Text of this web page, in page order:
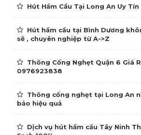
Hút Hầm Cầu Tại Long An Uy Tín
Hút hầm cầu tại Bình Dương
sẽ , chuyên nghiệp từ A->Z
Thông Cống Nghẹt Quận 6 Giá
0976923838
Thông cống nghẹt tại Long An
bảo hiệu quả
Dịch vụ hút hầm cầu Tây Ninh